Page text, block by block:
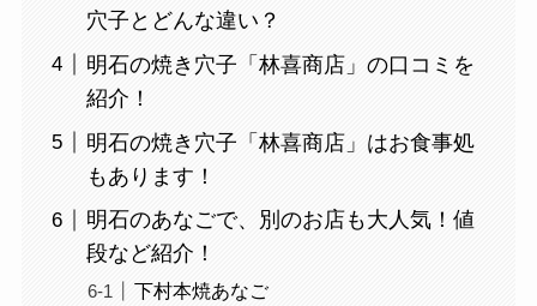
穴子とどんな違い？
明石の焼き穴子「林喜商店」の口コミを
紹介！
明石の焼き穴子「林喜商店」はお食事処
もあります！
明石のあなごで、別のお店も大人気！値
段など紹介！
下村本焼あなご